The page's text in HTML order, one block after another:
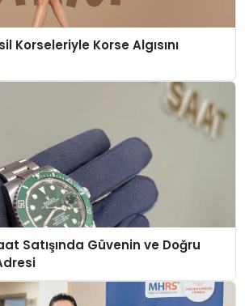
Korseleriyle Korse Algısını
Satışında Güvenin ve Doğru